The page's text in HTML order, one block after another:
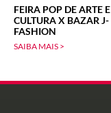
FEIRA POP DE ARTE E
CULTURA X BAZAR J-
FASHION
SAIBA MAIS >